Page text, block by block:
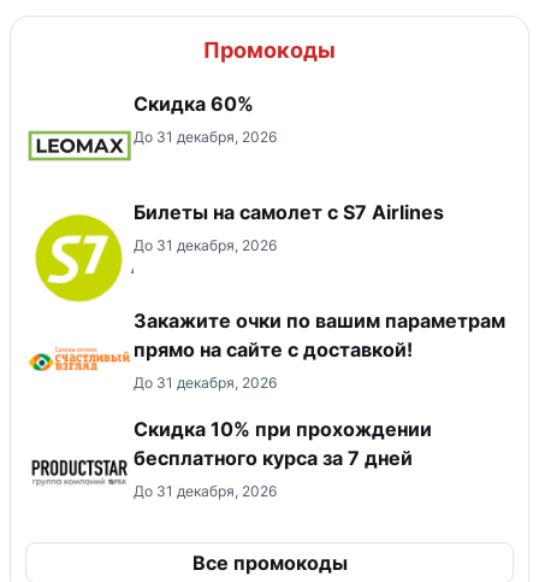
Промокоды
Скидка 60%
До 31 декабря, 2026
Билеты на самолет с S7 Airlines
До 31 декабря, 2026
Закажите очки по вашим параметрам
прямо на сайте с доставкой!
До 31 декабря, 2026
Скидка 10% при прохождении
бесплатного курса за 7 дней
До 31 декабря, 2026
Все промокоды